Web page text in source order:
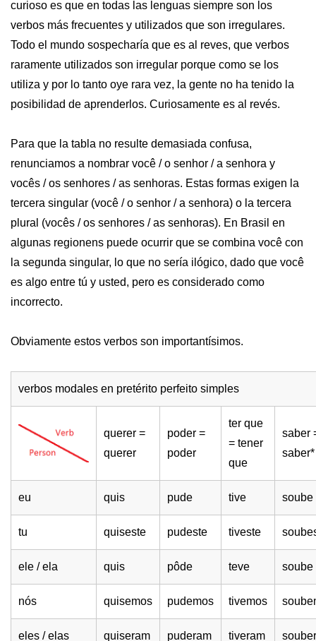
curioso es que en todas las lenguas siempre son los
verbos más frecuentes y utilizados que son irregulares.
Todo el mundo sospecharía que es al reves, que verbos
raramente utilizados son irregular porque como se los
utiliza y por lo tanto oye rara vez, la gente no ha tenido la
posibilidad de aprenderlos. Curiosamente es al revés.
Para que la tabla no resulte demasiada confusa,
renunciamos a nombrar você / o senhor / a senhora y
vocês / os senhores / as senhoras. Estas formas exigen la
tercera singular (você / o senhor / a senhora) o la tercera
plural (vocês / os senhores / as senhoras). En Brasil en
algunas regionens puede ocurrir que se combina você con
la segunda singular, lo que no sería ilógico, dado que você
es algo entre tú y usted, pero es considerado como
incorrecto.
Obviamente estos verbos son importantísimos.
verbos modales en pretérito perfeito simples
querer =
querer
poder =
poder
ter que
= tener
que
saber
saber*
eu quis pude tive soube
tu quiseste pudeste tiveste
ele / ela quis pôde teve soube
nós quisemos pudemos tivemos
eles / elas quiseram puderam tiveram